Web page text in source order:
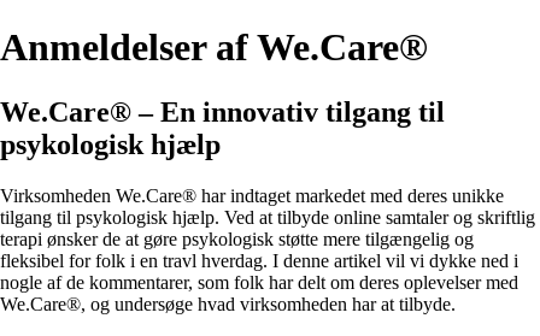
Anmeldelser af We.Care®
We.Care® – En innovativ tilgang til
psykologisk hjælp
Virksomheden We.Care® har indtaget markedet med deres unikke
tilgang til psykologisk hjælp. Ved at tilbyde online samtaler og skriftlig
terapi ønsker de at gøre psykologisk støtte mere tilgængelig og
fleksibel for folk i en travl hverdag. I denne artikel vil vi dykke ned i
nogle af de kommentarer, som folk har delt om deres oplevelser med
We.Care®, og undersøge hvad virksomheden har at tilbyde.